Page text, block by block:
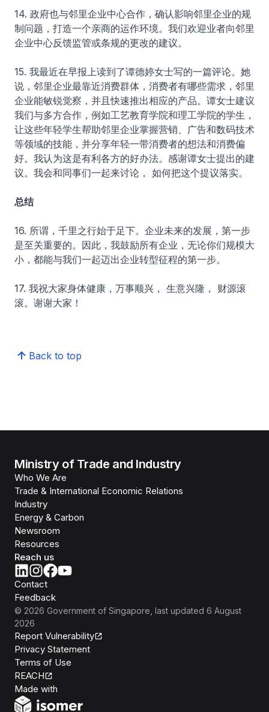
14. 政府也与邻里企业中心合作，确认影响邻里企业的规
制问题，打造一个亲商的运作环境。我们欢迎业者向邻里
企业中心反馈监管或条规的更改的建议。
15. 我最近在早报上读到了谭德婷女士写的一篇评论。她
说，邻里企业最靠近消费群体，消费者有哪些需求，邻里
企业能敏锐觉察，并且快速推出相应的产品。谭女士建议
我们与多方合作，例如工艺教育学院和理工学院的学生，
让这些年轻学生帮助邻里企业掌握营销、广告和数码技术
等领域的技能，并分享年轻一带消费者的想法和消费偏
好。我认为这是有利各方的好办法。感谢谭女士提出的建
议。我会和同事们一起来讨论， 如何把这个提议落实。
总结
16. 所谓，千里之行始于足下。企业未来的发展，第一步
是至关重要的。因此，我鼓励所有企业，无论你们规模大
小，都能与我们一起迈出企业转型征程的第一步。
17. 我祝大家身体健康，万事顺兴， 生意兴隆， 财源滚
滚。谢谢大家！
Back to top
Ministry of Trade and Industry
Who We Are
Trade & International Economic Relations
Industry
Energy & Carbon
Newsroom
Resources
Reach us
Contact
Feedback
© 2026 Government of Singapore , last updated 6 August
2026
Report Vulnerability
Privacy Statement
Terms of Use
REACH
Made with